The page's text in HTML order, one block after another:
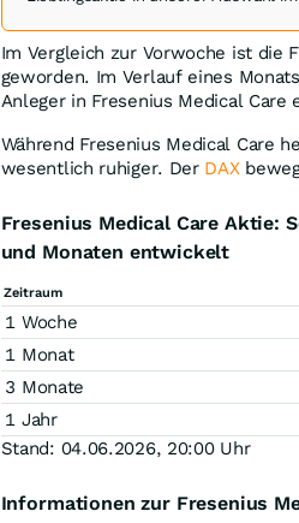
Im Vergleich zur Vorwoche ist die
geworden. Im Verlauf eines
Anleger in Fresenius Medical
Während Fresenius Medical Care
wesentlich ruhiger. Der DAX
Fresenius Medical Care Aktie:
und Monaten entwickelt
Zeitraum
1 Woche
1 Monat
3 Monate
1 Jahr
Stand: 04.06.2026, 20:00 Uhr
Informationen zur Fresenius